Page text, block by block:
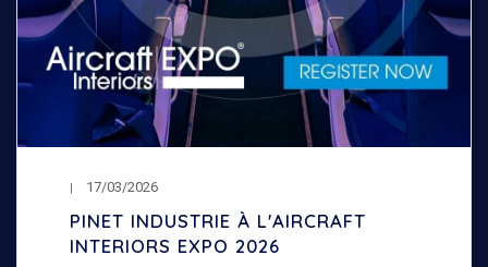
17/03/2026
PINET INDUSTRIE À L'AIRCRAFT
INTERIORS EXPO 2026